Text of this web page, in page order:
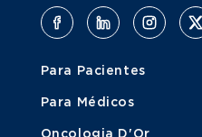
Para Pacientes
Para Médicos
Oncologia D'Or